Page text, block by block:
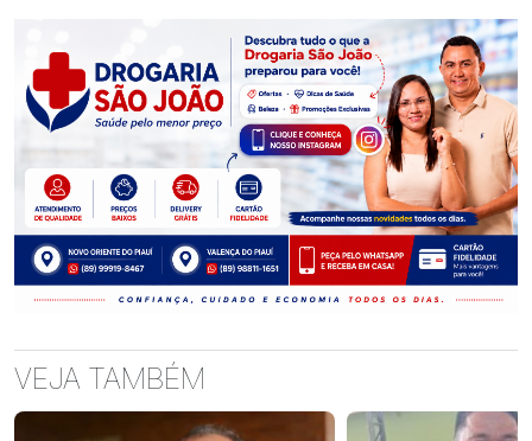
VEJA TAMBÉM